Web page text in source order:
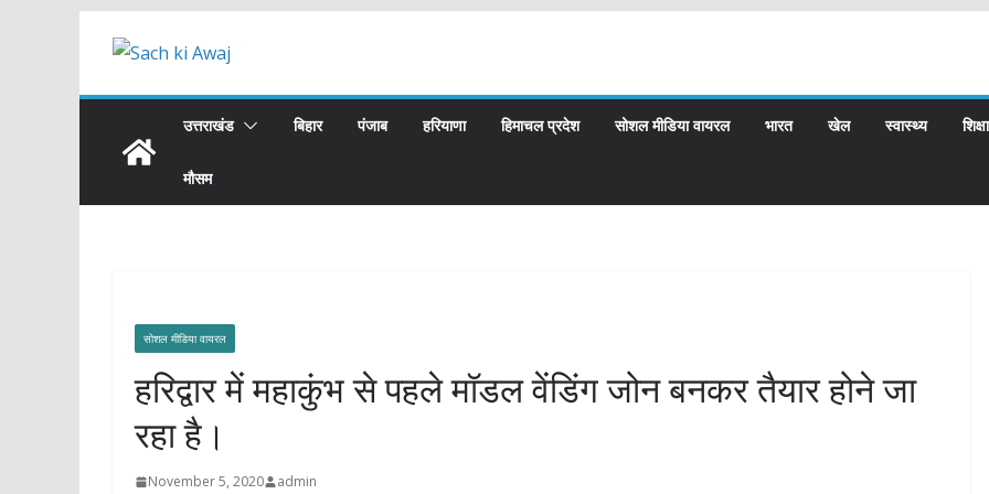
उत्तराखंड बिहार पंजाब हरियाणा हिमाचल प्रदेश सोशल मीडिया वायरल भारत खेल स्वास्थ्य शिक्षा
मौसम
सोशल मीडिया वायरल
हरिद्वार में महाकुंभ से पहले मॉडल वेंडिंग जोन बनकर तैयार होने जा
रहा है।
November 5, 2020 admin